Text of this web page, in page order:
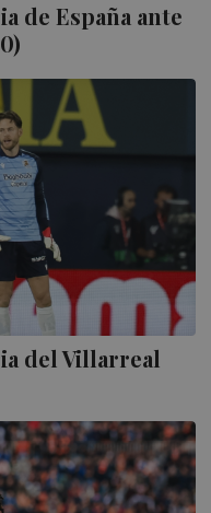
de España ante
del Villarreal